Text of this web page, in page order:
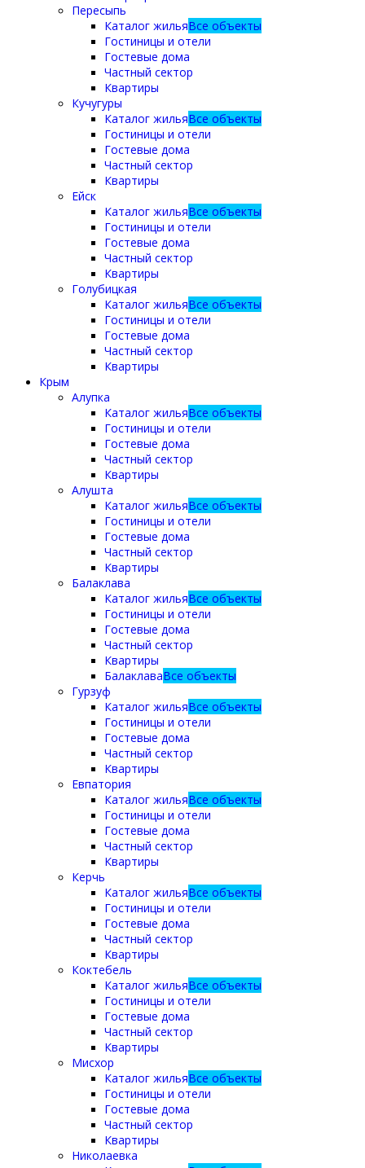
Пересыпь
Каталог жильяВсе объекты
Гостиницы и отели
Гостевые дома
Частный сектор
Квартиры
Кучугуры
Каталог жильяВсе объекты
Гостиницы и отели
Гостевые дома
Частный сектор
Квартиры
Ейск
Каталог жильяВсе объекты
Гостиницы и отели
Гостевые дома
Частный сектор
Квартиры
Голубицкая
Каталог жильяВсе объекты
Гостиницы и отели
Гостевые дома
Частный сектор
Квартиры
Крым
Алупка
Каталог жильяВсе объекты
Гостиницы и отели
Гостевые дома
Частный сектор
Квартиры
Алушта
Каталог жильяВсе объекты
Гостиницы и отели
Гостевые дома
Частный сектор
Квартиры
Балаклава
Каталог жильяВсе объекты
Гостиницы и отели
Гостевые дома
Частный сектор
Квартиры
БалаклаваВсе объекты
Гурзуф
Каталог жильяВсе объекты
Гостиницы и отели
Гостевые дома
Частный сектор
Квартиры
Евпатория
Каталог жильяВсе объекты
Гостиницы и отели
Гостевые дома
Частный сектор
Квартиры
Керчь
Каталог жильяВсе объекты
Гостиницы и отели
Гостевые дома
Частный сектор
Квартиры
Коктебель
Каталог жильяВсе объекты
Гостиницы и отели
Гостевые дома
Частный сектор
Квартиры
Мисхор
Каталог жильяВсе объекты
Гостиницы и отели
Гостевые дома
Частный сектор
Квартиры
Николаевка